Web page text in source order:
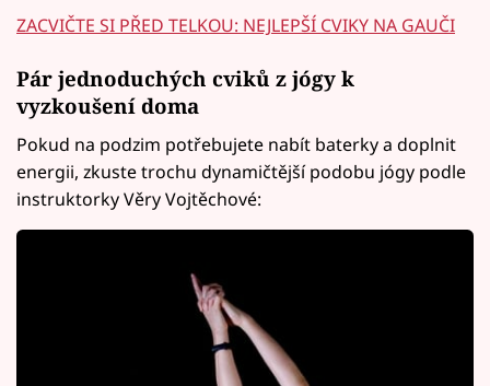
ZACVIČTE SI PŘED TELKOU: NEJLEPŠÍ CVIKY NA GAUČI
Pár jednoduchých cviků z jógy k
vyzkoušení doma
Pokud na podzim potřebujete nabít baterky a doplnit
energii, zkuste trochu dynamičtější podobu jógy podle
instruktorky Věry Vojtěchové: